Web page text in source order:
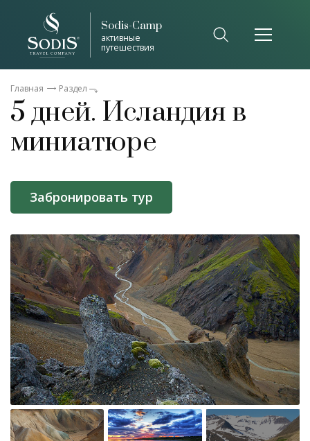
Sodis-Camp
активные
путешествия
Главная Раздел
5 дней. Исландия в
миниатюре
Забронировать тур